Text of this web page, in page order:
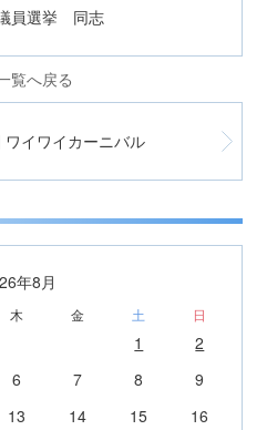
員選挙 同志
覧へ戻る
イワイカーニバル
年8月
木 金 土 日
1
2
6 7 8
9
13 14 15
16